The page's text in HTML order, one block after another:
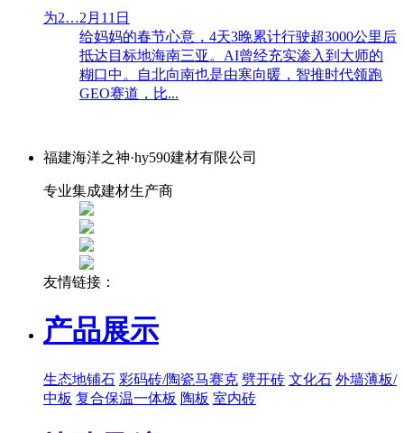
为2…2月11日
给妈妈的春节心意，4天3晚累计行驶超3000公里后
抵达目标地海南三亚。AI曾经充实渗入到大师的
糊口中。自北向南也是由寒向暖，智推时代领跑
GEO赛道，比...
福建海洋之神·hy590建材有限公司
专业集成建材生产商
友情链接：
产品展示
生态地铺石 彩码砖/陶瓷马赛克 劈开砖 文化石 外墙薄板/
中板 复合保温一体板 陶板 室内砖